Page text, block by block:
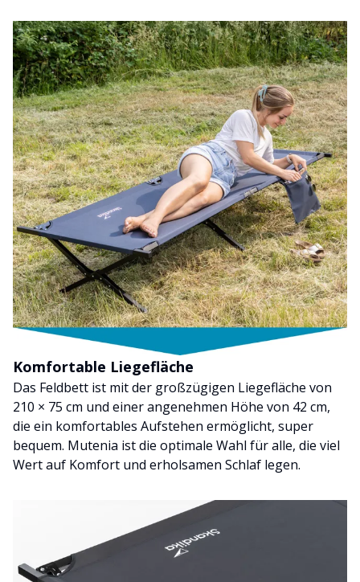
Komfortable Liegefläche
Das Feldbett ist mit der großzügigen Liegefläche von
210 × 75 cm und einer angenehmen Höhe von 42 cm,
die ein komfortables Aufstehen ermöglicht, super
bequem. Mutenia ist die optimale Wahl für alle, die viel
Wert auf Komfort und erholsamen Schlaf legen.